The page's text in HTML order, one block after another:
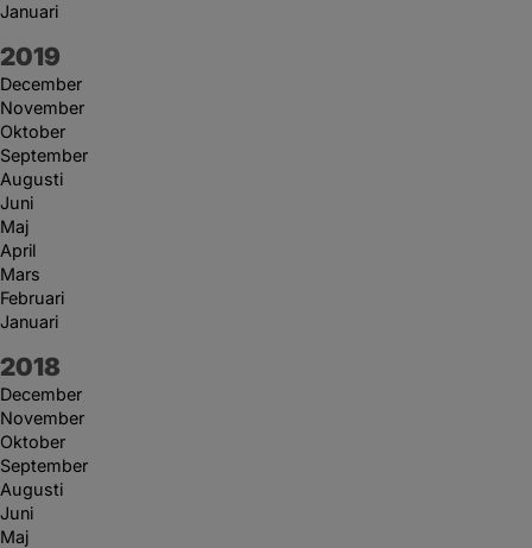
Januari
År:
2019
December
November
Oktober
September
Augusti
Juni
Maj
April
Mars
Februari
Januari
År:
2018
December
November
Oktober
September
Augusti
Juni
Maj